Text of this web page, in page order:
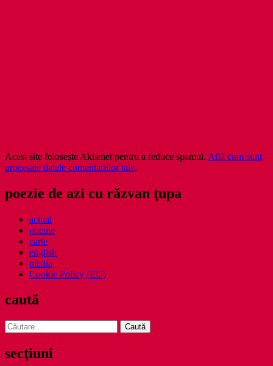
Acest site folosește Akismet pentru a reduce spamul. Află cum sunt
procesate datele comentariilor tale.
poezie de azi cu răzvan ţupa
actual
poeme
carte
english
media
Cookie Policy (EU)
caută
Caută
după:
secţiuni